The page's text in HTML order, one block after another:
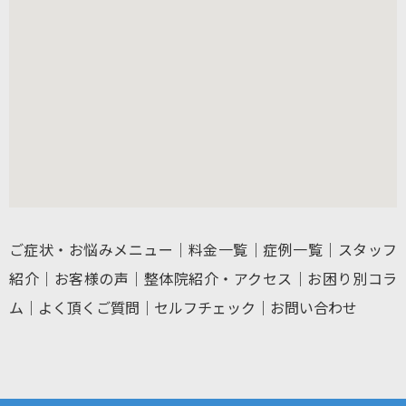
ご症状・お悩みメニュー ｜ 料金一覧 ｜症例一覧 ｜ スタッフ
紹介 ｜ お客様の声 ｜ 整体院紹介・アクセス ｜ お困り別コラ
ム ｜ よく頂くご質問 ｜ セルフチェック ｜ お問い合わせ